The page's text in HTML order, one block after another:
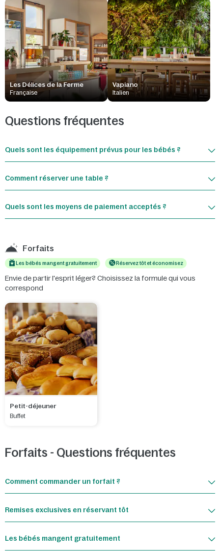
Les Délices de la Ferme
Française
Vapiano
Italien
Questions fréquentes
Quels sont les équipement prévus pour les bébés ?
Comment réserver une table ?
Quels sont les moyens de paiement acceptés ?
Forfaits
Les bébés mangent gratuitement Réservez tôt et économisez
Envie de partir l'esprit léger? Choisissez la formule qui vous
correspond
Petit-déjeuner
Buffet
Forfaits - Questions fréquentes
Comment commander un forfait ?
Remises exclusives en réservant tôt
Les bébés mangent gratuitement